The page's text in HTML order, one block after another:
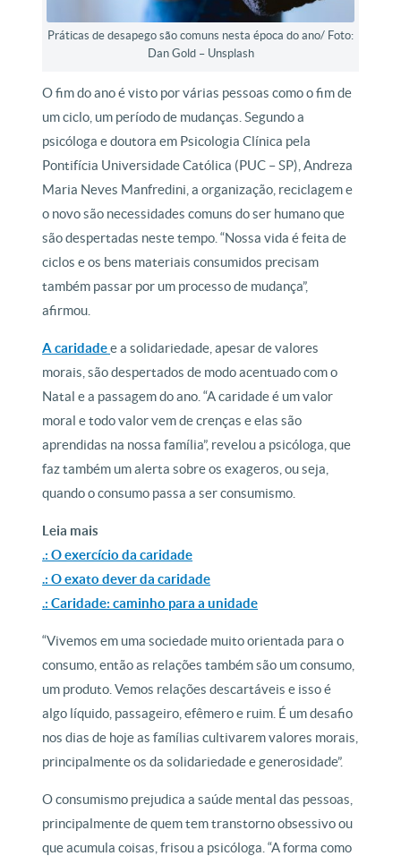
Práticas de desapego são comuns nesta época do ano/ Foto:
Dan Gold – Unsplash
O fim do ano é visto por várias pessoas como o fim de
um ciclo, um período de mudanças. Segundo a
psicóloga e doutora em Psicologia Clínica pela
Pontifícia Universidade Católica (PUC – SP), Andreza
Maria Neves Manfredini, a organização, reciclagem e
o novo são necessidades comuns do ser humano que
são despertadas neste tempo. “Nossa vida é feita de
ciclos e os bens materiais consumidos precisam
também passar por um processo de mudança”,
afirmou.
A caridadee a solidariedade, apesar de valores
morais, são despertados de modo acentuado com o
Natal e a passagem do ano. “A caridade é um valor
moral e todo valor vem de crenças e elas são
aprendidas na nossa família”, revelou a psicóloga, que
faz também um alerta sobre os exageros, ou seja,
quando o consumo passa a ser consumismo.
Leia mais
.: O exercício da caridade
.: O exato dever da caridade
.: Caridade: caminho para a unidade
“Vivemos em uma sociedade muito orientada para o
consumo, então as relações também são um consumo,
um produto. Vemos relações descartáveis e isso é
algo líquido, passageiro, efêmero e ruim. É um desafio
nos dias de hoje as famílias cultivarem valores morais,
principalmente os da solidariedade e generosidade”.
O consumismo prejudica a saúde mental das pessoas,
principalmente de quem tem transtorno obsessivo ou
que acumula coisas, frisou a psicóloga. “A forma como